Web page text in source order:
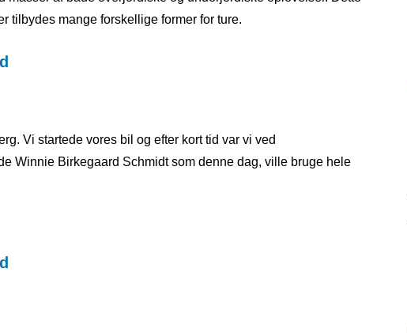
tilbydes mange forskellige former for ture.
Vi startede vores bil og efter kort tid var vi ved
Winnie Birkegaard Schmidt som denne dag, ville bruge hele